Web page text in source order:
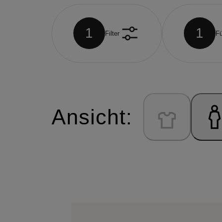
1 Filter 1
Ansicht: